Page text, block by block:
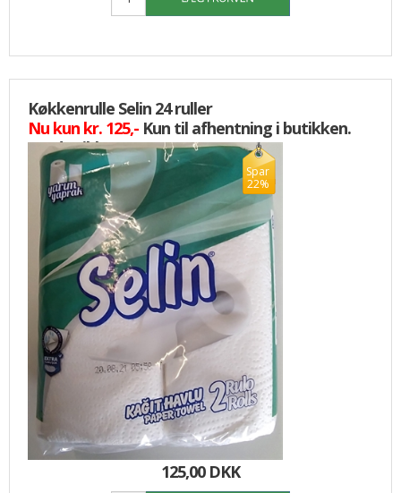
Køkkenrulle Selin 24 ruller
Nu kun kr. 125,- Kun til afhentning i butikken.
Sendes ikke
Spar
22%
160,00
125,00 DKK